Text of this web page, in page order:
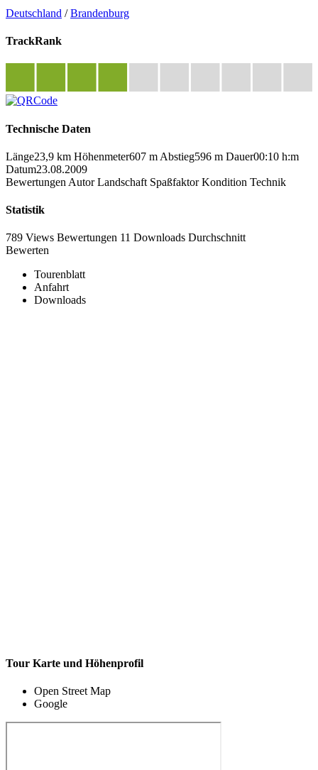
Deutschland /Brandenburg
TrackRank
Technische Daten
Länge23,9 km Höhenmeter607 m Abstieg596 m Dauer00:10 h:m
Datum23.08.2009
Bewertungen Autor Landschaft Spaßfaktor Kondition Technik
Statistik
789 Views Bewertungen 11 Downloads Durchschnitt
Bewerten
Tourenblatt
Anfahrt
Downloads
Tour Karte und Höhenprofil
Open Street Map
Google